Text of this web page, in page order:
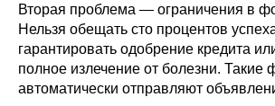
Вторая проблема — ограничения в
Нельзя обещать сто процентов
гарантировать одобрение кредита
полное излечение от болезни. Такие
автоматически отправляют